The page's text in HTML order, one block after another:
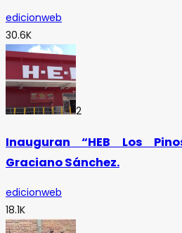
edicionweb
30.6K
2
Inauguran “HEB Los
Graciano Sánchez.
edicionweb
18.1K